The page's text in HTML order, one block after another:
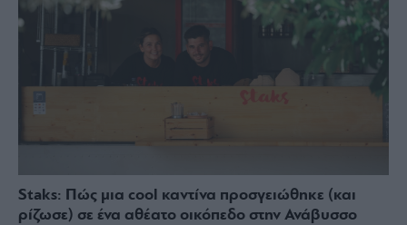
Staks: Πώς μια cool καντίνα προσγειώθηκε (και
ρίζωσε) σε ένα αθέατο οικόπεδο στην Ανάβυσσο